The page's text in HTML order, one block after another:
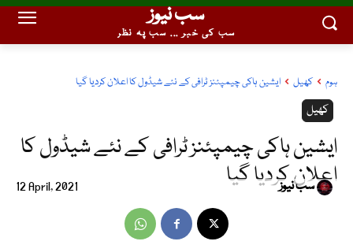
سب نیوز
سب کی خبر ... سب پہ نظر
ہوم کھیل ایشین ہاکی چیمپئنز ٹرافی کے نئے شیڈول کا اعلان کردیا گیا
کھیل
ایشین ہاکی چیمپئنز ٹرافی کے نئے شیڈول کا
اعلان کردیا گیا
12 April, 2021 سب نیوز